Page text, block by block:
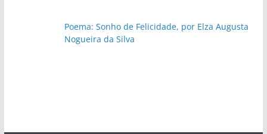
Poema: Sonho de Felicidade, por Elza Augusta
Nogueira da Silva